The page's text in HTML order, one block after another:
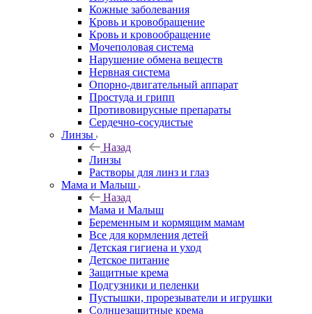
Кожные заболевания
Кровь и кровобращение
Кровь и кровообращение
Мочеполовая система
Нарушение обмена веществ
Нервная система
Опорно-двигательный аппарат
Простуда и грипп
Противовирусные препараты
Сердечно-сосудистые
Линзы
Назад
Линзы
Растворы для линз и глаз
Мама и Малыш
Назад
Мама и Малыш
Беременным и кормящим мамам
Все для кормления детей
Детская гигиена и уход
Детское питание
Защитные крема
Подгузники и пеленки
Пустышки, прорезыватели и игрушки
Солнцезащитные крема